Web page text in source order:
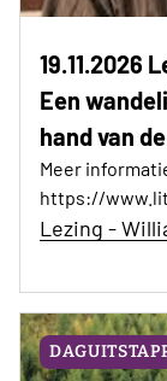
19.11.2026
Een
hand van
Meer
https://
Lezing -